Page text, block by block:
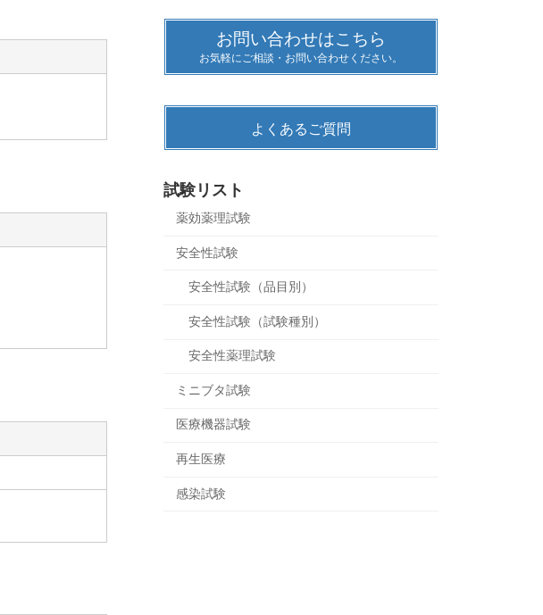
お問い合わせはこちら
お気軽にご相談・お問い合わせください。
よくあるご質問
試験リスト
薬効薬理試験
安全性試験
安全性試験（品目別）
安全性試験（試験種別）
安全性薬理試験
ミニブタ試験
医療機器試験
再生医療
感染試験